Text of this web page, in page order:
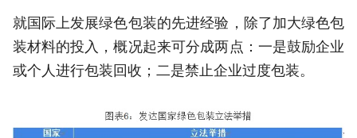
就国际上发展绿色包装的先进经验，除了加大绿色包
装材料的投入，概况起来可分成两点：一是鼓励企业
或个人进行包装回收；二是禁止企业过度包装。